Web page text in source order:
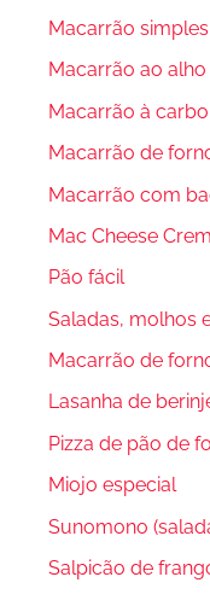
Macarrão simples
Macarrão ao
Macarrão à
Macarrão de
Macarrão com
Mac Cheese
Pão fácil
Saladas, molhos
Macarrão de
Lasanha de
Pizza de pão de
Miojo especial
Sunomono
Salpicão de